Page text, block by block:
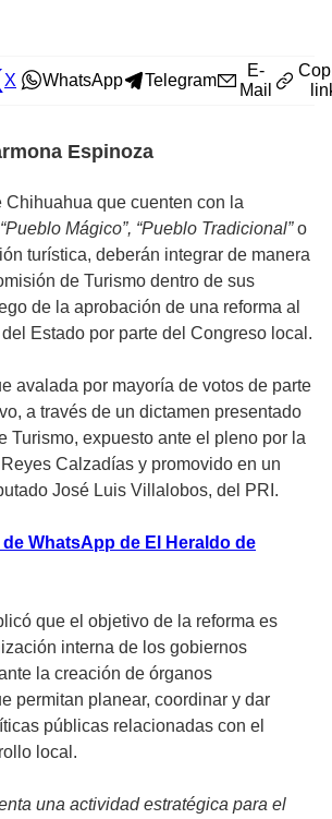
X WhatsApp Telegram
E-
Mail
Espinoza
Chihuahua que cuenten con la
“Pueblo Mágico”, “Pueblo Tradicional”o
turística, deberán integrar de manera
de Turismo dentro de sus
de la aprobación de una reforma al
Estado por parte del Congreso local.
avalada por mayoría de votos de parte
a través de un dictamen presentado
Turismo, expuesto ante el pleno por la
Calzadías y promovido en un
José Luis Villalobos, del PRI.
WhatsApp de El Heraldo de
que el objetivo de la reforma es
interna de los gobiernos
la creación de órganos
permitan planear, coordinar y dar
públicas relacionadas con el
local.
una actividad estratégica para el